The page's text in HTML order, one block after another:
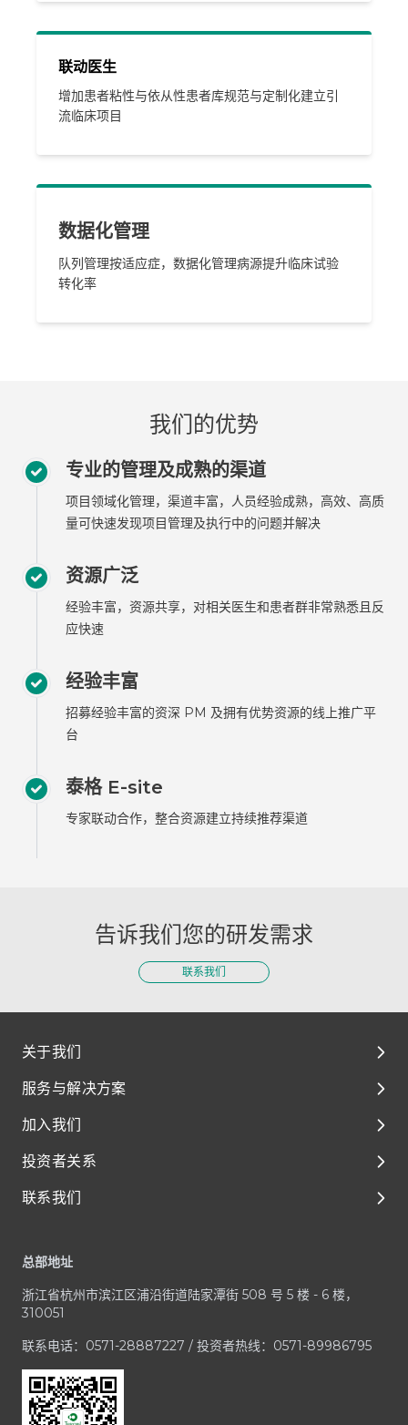
联动医生
增加患者粘性与依从性患者库规范与定制化建立引
流临床项目
数据化管理
队列管理按适应症，数据化管理病源提升临床试验
转化率
我们的优势
专业的管理及成熟的渠道
项目领域化管理，渠道丰富，人员经验成熟，高效、高质
量可快速发现项目管理及执行中的问题并解决
资源广泛
经验丰富，资源共享，对相关医生和患者群非常熟悉且反
应快速
经验丰富
招募经验丰富的资深 PM 及拥有优势资源的线上推广平
台
泰格 E-site
专家联动合作，整合资源建立持续推荐渠道
告诉我们您的研发需求
联系我们
关于我们
关于我们
环境、社会及管治（ESG）
媒体与资源
服务与解决方案
解决方案
临床前开发
临床开发
治疗领域
加入我们
泰格人的故事
人才成长与发展
加入泰格医药
投资者关系
公司治理
公司公告
招股文件
投资者联系方式
联系我们
业务咨询 / RFP
媒体与投资者咨询
合规疑虑
总部地址
浙江省杭州市滨江区浦沿街道陆家潭街 508 号 5 楼 - 6 楼，
310051
联系电话：0571-28887227 / 投资者热线：0571-89986795